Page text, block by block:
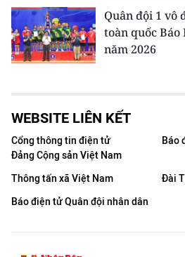
Quân đội 1 vô
toàn quốc
năm 2026
WEBSITE LIÊN KẾT
Cổng thông tin điện tử
Đảng Cộng sản Việt Nam
Báo
Thông tấn xã Việt Nam
Đài
Báo điện tử Quân đội nhân dân